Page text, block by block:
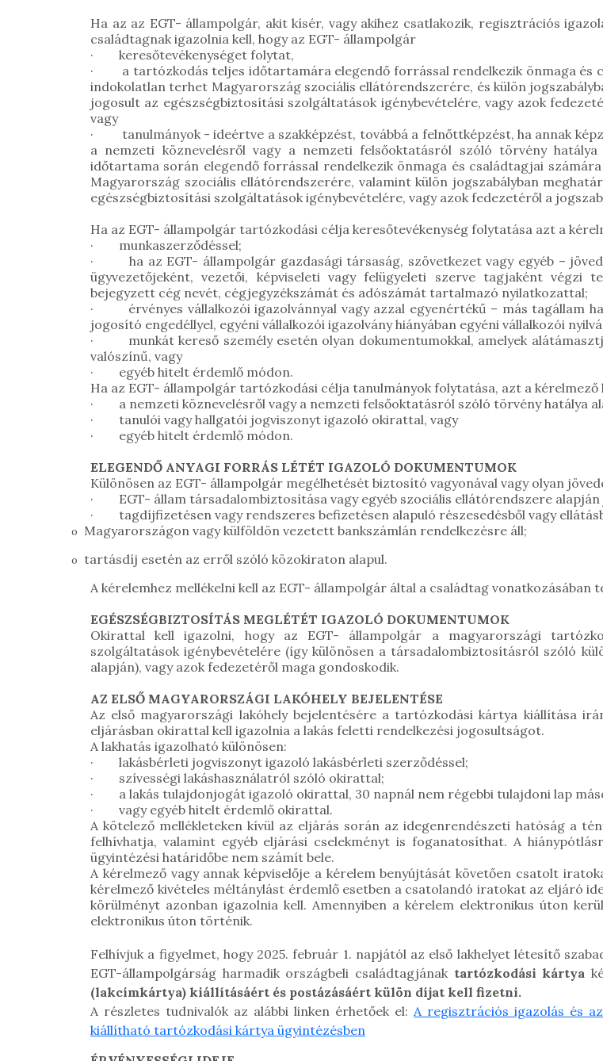
Ha az az EGT- állampolgár, akit kísér, vagy akihez csatlakozik, regisztrációs
családtagnak igazolnia kell, hogy az EGT- állampolgár
· keresőtevékenységet folytat,
· a tartózkodás teljes időtartamára elegendő forrással rendelkezik önmaga és
indokolatlan terhet Magyarország szociális ellátórendszerére, és külön
jogosult az egészségbiztosítási szolgáltatások igénybevételére, vagy azok
vagy
· tanulmányok - ideértve a szakképzést, továbbá a felnőttképzést, ha annak
a nemzeti köznevelésről vagy a nemzeti felsőoktatásról szóló törvény
időtartama során elegendő forrással rendelkezik önmaga és családtagjai
Magyarország szociális ellátórendszerére, valamint külön jogszabályban
egészségbiztosítási szolgáltatások igénybevételére, vagy azok fedezetéről a
Ha az EGT- állampolgár tartózkodási célja keresőtevékenység folytatása azt a
· munkaszerződéssel;
· ha az EGT- állampolgár gazdasági társaság, szövetkezet vagy egyéb –
ügyvezetőjeként, vezetői, képviseleti vagy felügyeleti szerve tagjaként végzi
bejegyzett cég nevét, cégjegyzékszámát és adószámát tartalmazó nyilatkozattal;
· érvényes vállalkozói igazolvánnyal vagy azzal egyenértékű – más tagállam
jogosító engedéllyel, egyéni vállalkozói igazolvány hiányában egyéni vállalkozói
· munkát kereső személy esetén olyan dokumentumokkal, amelyek
valószínű, vagy
· egyéb hitelt érdemlő módon.
Ha az EGT- állampolgár tartózkodási célja tanulmányok folytatása, azt a
· a nemzeti köznevelésről vagy a nemzeti felsőoktatásról szóló törvény hatálya
· tanulói vagy hallgatói jogviszonyt igazoló okirattal, vagy
· egyéb hitelt érdemlő módon.
ELEGENDŐ ANYAGI FORRÁS LÉTÉT IGAZOLÓ DOKUMENTUMOK
Különösen az EGT- állampolgár megélhetését biztosító vagyonával vagy olyan
· EGT- állam társadalombiztosítása vagy egyéb szociális ellátórendszere alapján
· tagdíjfizetésen vagy rendszeres befizetésen alapuló részesedésből vagy
o Magyarországon vagy külföldön vezetett bankszámlán rendelkezésre áll;
o tartásdíj esetén az erről szóló közokiraton alapul.
A kérelemhez mellékelni kell az EGT- állampolgár által a családtag
EGÉSZSÉGBIZTOSÍTÁS MEGLÉTÉT IGAZOLÓ DOKUMENTUMOK
Okirattal kell igazolni, hogy az EGT- állampolgár a magyarországi
szolgáltatások igénybevételére (így különösen a társadalombiztosításról szóló
alapján), vagy azok fedezetéről maga gondoskodik.
AZ ELSŐ MAGYARORSZÁGI LAKÓHELY BEJELENTÉSE
Az első magyarországi lakóhely bejelentésére a tartózkodási kártya kiállítása
eljárásban okirattal kell igazolnia a lakás feletti rendelkezési jogosultságot.
A lakhatás igazolható különösen:
· lakásbérleti jogviszonyt igazoló lakásbérleti szerződéssel;
· szívességi lakáshasználatról szóló okirattal;
· a lakás tulajdonjogát igazoló okirattal, 30 napnál nem régebbi tulajdoni lap
· vagy egyéb hitelt érdemlő okirattal.
A kötelező mellékleteken kívül az eljárás során az idegenrendészeti hatóság a
felhívhatja, valamint egyéb eljárási cselekményt is foganatosíthat. A
ügyintézési határidőbe nem számít bele.
A kérelmező vagy annak képviselője a kérelem benyújtását követően csatolt
kérelmező kivételes méltánylást érdemlő esetben a csatolandó iratokat az eljáró
körülményt azonban igazolnia kell. Amennyiben a kérelem elektronikus úton
elektronikus úton történik.
Felhívjuk a figyelmet, hogy 2025. február 1. napjától az első lakhelyet létesítő
EGT-állampolgárság harmadik országbeli családtagjának tartózkodási kártya
(lakcímkártya) kiállításáért és postázásáért külön díjat kell fizetni.
A részletes tudnivalók az alábbi linken érhetőek el: A regisztrációs igazolás és
kiállítható tartózkodási kártya ügyintézésben